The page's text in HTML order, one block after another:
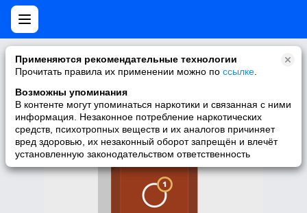
Применяются рекомендательные технологии
Прочитать правила их применении можно по ссылке
Возможны упоминания
В контенте могут упоминаться наркотики и связанная с ними
информация. Незаконное потребление наркотических
средств, психотропных веществ и их аналогов причиняет
вред здоровью, их незаконный оборот запрещён и влечёт
установленную законодательством ответственность
Нет мобильной версии
У запрашиваемой вами страницы нет версии для мобильных
версию Моего Мира.
Перейти на полную версию